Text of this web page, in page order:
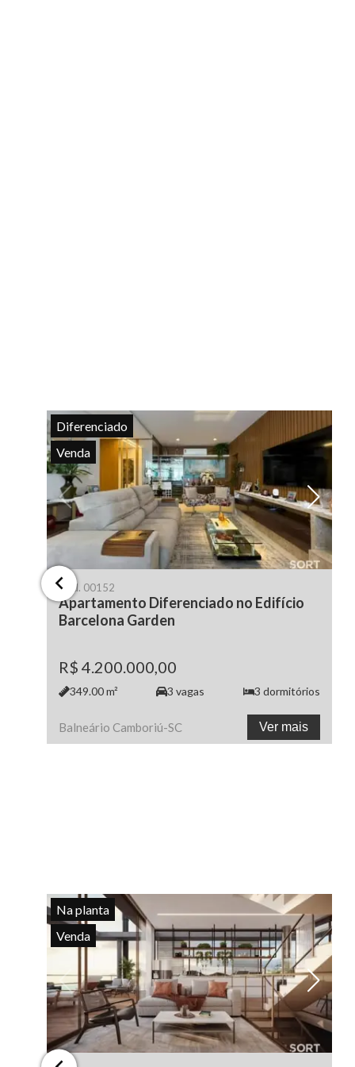
Diferenciado
Venda
Cód. 00152
Apartamento Diferenciado no Edifício
Barcelona Garden
R$ 4.200.000,00
349.00m² 3 vagas 3 dormitórios
Balneário Camboriú-SC Ver mais
Na planta
Venda